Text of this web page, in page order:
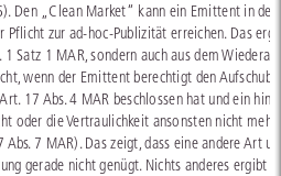
Den „Clean Market“ kann ein Emittent in der
Pflicht zur ad-hoc-Publizität erreichen. Das
Satz 1 MAR, sondern auch aus dem
wenn der Emittent berechtigt den Aufschub
17 Abs. 4 MAR beschlossen hat und ein
oder die Vertraulichkeit ansonsten nicht mehr
7 MAR). Das zeigt, dass eine andere Art
gerade nicht genügt. Nichts anderes ergibt